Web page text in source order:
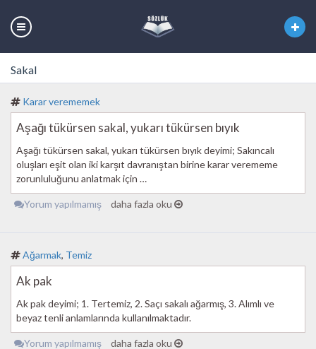
Sakal
Karar verememek
Aşağı tükürsen sakal, yukarı tükürsen bıyık
Aşağı tükürsen sakal, yukarı tükürsen bıyık deyimi; Sakıncalı
oluşları eşit olan iki karşıt davranıştan birine karar verememe
zorunluluğunu anlatmak için …
Yorum yapılmamış daha fazla oku
Ağarmak, Temiz
Ak pak
Ak pak deyimi; 1. Tertemiz, 2. Saçı sakalı ağarmış, 3. Alımlı ve
beyaz tenli anlamlarında kullanılmaktadır.
Yorum yapılmamış daha fazla oku